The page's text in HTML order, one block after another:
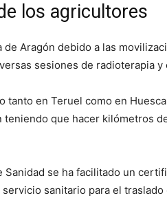
los agricultores
Aragón debido a las
sesiones de radioterapia
tanto en Teruel como en
que hacer kilómetros
Sanidad se ha facilitado un
sanitario para el